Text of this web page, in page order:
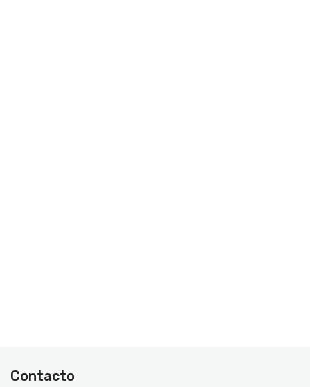
Contacto